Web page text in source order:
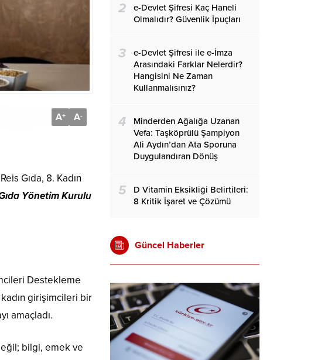
A+ A-
Gıda, 8. Kadın
Yönetim Kurulu
Destekleme
girişimcileri bir
amaçladı.
bilgi, emek ve
2
e-Devlet Şifresi Kaç Haneli
Olmalıdır? Güvenlik İpuçları
3
e-Devlet Şifresi ile e-İmza
Arasındaki Farklar Nelerdir?
Hangisini Ne Zaman
Kullanmalısınız?
4
Minderden Ağalığa Uzanan
Vefa: Taşköprülü Şampiyon
Ali Aydın’dan Ata Sporuna
Duygulandıran Dönüş
5
D Vitamin Eksikliği Belirtileri:
8 Kritik İşaret ve Çözümü
Güncel Haberler